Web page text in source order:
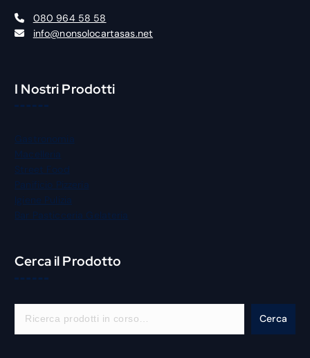
080 964 58 58
info@nonsolocartasas.net
I Nostri Prodotti
Gastronomia
Macelleria
Street Food
Panificio Pizzeria
Igiene Pulizia
Bar Pasticceria Gelateria
Cerca il Prodotto
Cerca